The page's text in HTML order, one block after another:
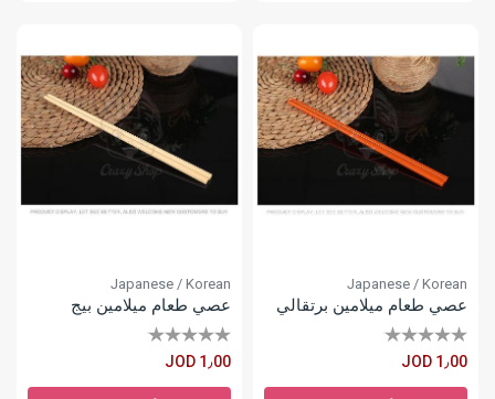
Japanese / Korean
عصي طعام ميلامين برتقالي
JOD 1٫00
Japanese / Korean
عصي طعام ميلامين بيج
JOD 1٫00